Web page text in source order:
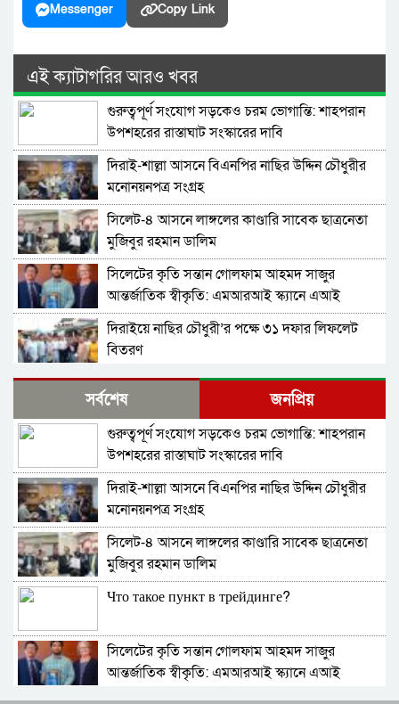
Messenger Copy Link
এই ক্যাটাগরির আরও খবর
গুরুত্বপূর্ণ সংযোগ সড়কেও চরম ভোগান্তি: শাহপরান
উপশহরের রাস্তাঘাট সংস্কারের দাবি
দিরাই-শাল্লা আসনে বিএনপির নাছির উদ্দিন চৌধুরীর
মনোনয়নপত্র সংগ্রহ
সিলেট-৪ আসনে লাঙ্গলের কাণ্ডারি সাবেক ছাত্রনেতা
মুজিবুর রহমান ডালিম
সিলেটের কৃতি সন্তান গোলফাম আহমদ সাজুর
আন্তর্জাতিক স্বীকৃতি: এমআরআই স্ক্যানে এআই
প্রয়োগে পিএইচডি অর্জন
দিরাইয়ে নাছির চৌধুরী’র পক্ষে ৩১ দফার লিফলেট
বিতরণ
কোম্পানীগঞ্জে বিএনপির ‘রাষ্ট্র কাঠামো মেরামত’ ৩১
দফার লিফলেট বিতরণ ও গণসংযোগ
জকিগঞ্জে আইনের তোয়াক্কা নেই! খাসজমি দখল করে
নির্বিঘ্নে ভবন বানাচ্ছেন সোনাসার বাজার কমিটির নেতা
আলাউদ্দিন আলাই
বন্ধ থাকবে সিলেটের ৭টি এলাকায় দীর্ঘ ৯ ঘণ্টা বিদ্যুৎ
নিরাপত্তাহীনতায় লাভলুর পরিবার: সিলেটে সশস্ত্র
হামলায়, লুন্ঠিত অর্থ-স্বর্ণ
জলবায়ূ পরিবর্তনে হুমকির মুখে সিলেট
বৈশ্বিক জলবায়ু পরিবর্তনের বিরূপ প্রভাব-আমাদের
করণীয়
সর্বশেষ জনপ্রিয়
গুরুত্বপূর্ণ সংযোগ সড়কেও চরম ভোগান্তি: শাহপরান
উপশহরের রাস্তাঘাট সংস্কারের দাবি
দিরাই-শাল্লা আসনে বিএনপির নাছির উদ্দিন চৌধুরীর
মনোনয়নপত্র সংগ্রহ
সিলেট-৪ আসনে লাঙ্গলের কাণ্ডারি সাবেক ছাত্রনেতা
মুজিবুর রহমান ডালিম
Что такое пункт в трейдинге?
সিলেটের কৃতি সন্তান গোলফাম আহমদ সাজুর
আন্তর্জাতিক স্বীকৃতি: এমআরআই স্ক্যানে এআই